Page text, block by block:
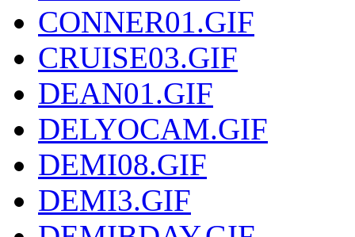
CONNER01.GIF
CRUISE03.GIF
DEAN01.GIF
DELYOCAM.GIF
DEMI08.GIF
DEMI3.GIF